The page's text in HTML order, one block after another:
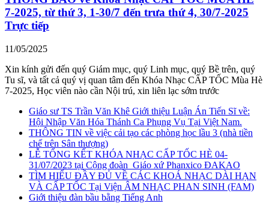
7-2025, từ thứ 3, 1-30/7 đến trưa thứ 4, 30/7-2025
Trực tiếp
11/05/2025
Xin kính gửi đến quý Giám mục, quý Linh mục, quý Bề trên, quý
Tu sĩ, và tất cả quý vị quan tâm đến Khóa Nhạc CẤP TỐC Mùa Hè
7-2025, Học viên nào cần Nội trú, xin liên lạc sớm trước
Giáo sư TS Trần Văn Khê Giới thiệu Luận Án Tiến Sĩ về:
Hội Nhập Văn Hóa Thánh Ca Phụng Vụ Tại Việt Nam.
THÔNG TIN về việc cải tạo các phòng học lầu 3 (nhà tiền
chế trên Sân thượng)
LỄ TỔNG KẾT KHÓA NHẠC CẤP TỐC HÈ 04-
31/07/2023 tại Cộng đoàn_Giáo xứ Phanxico ĐAKAO
TÌM HIỂU ĐẦY ĐỦ VỀ CÁC KHOÁ NHẠC DÀI HẠN
VÀ CẤP TỐC Tại Viện ÂM NHẠC PHAN SINH (FAM)
Giới thiệu đàn bầu bằng Tiếng Anh